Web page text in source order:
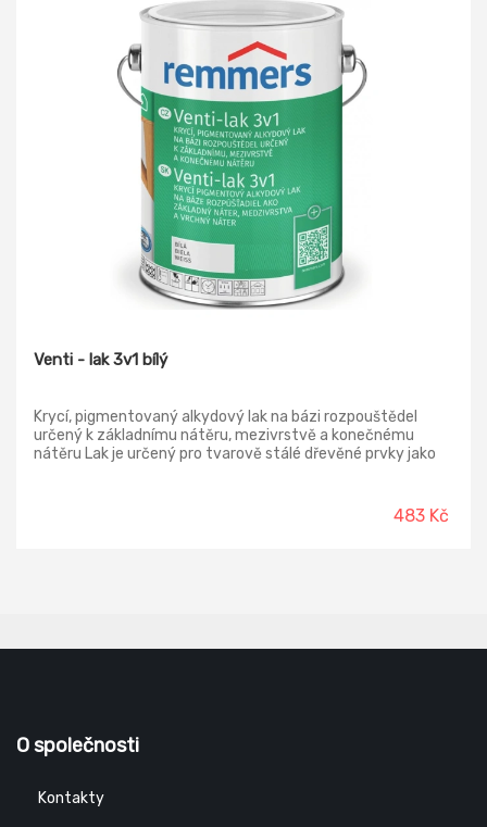
Venti - lak 3v1 bílý
Krycí, pigmentovaný alkydový lak na bázi rozpouštědel
určený k základnímu nátěru, mezivrstvě a konečnému
nátěru Lak je určený pro tvarově stálé dřevěné prvky jako
Vhodný také pro tvarově nestálé dřevěné prvky jako např.
přístřešky pro auta, dřevěné obložení, hrázdění nebo ploty.
483 Kč
O společnosti
Kontakty